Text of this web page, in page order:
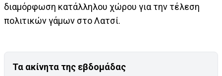
διαμόρφωση κατάλληλου χώρου για την τέλεση
πολιτικών γάμων στο Λατσί.
Τα ακίνητα της εβδομάδας